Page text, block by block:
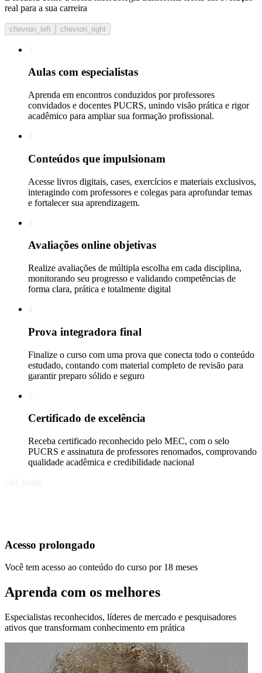
real para a sua carreira​
chevron_left chevron_right
Aulas com especialistas
Aprenda em encontros conduzidos por professores
convidados e docentes PUCRS, unindo visão prática e rigor
acadêmico para ampliar sua formação profissional.
Conteúdos que impulsionam
Acesse livros digitais, cases, exercícios e materiais exclusivos,
interagindo com professores e colegas para aprofundar temas
e fortalecer sua aprendizagem.
Avaliações online objetivas
Realize avaliações de múltipla escolha em cada disciplina,
monitorando seu progresso e validando competências de
forma clara, prática e totalmente digital
Prova integradora final
Finalize o curso com uma prova que conecta todo o conteúdo
estudado, contando com material completo de revisão para
garantir preparo sólido e seguro
Certificado de excelência
Receba certificado reconhecido pelo MEC, com o selo
PUCRS e assinatura de professores renomados, comprovando
qualidade acadêmica e credibilidade nacional
Acesso prolongado
Você tem acesso ao conteúdo do curso por 18 meses
Aprenda com os melhores
Especialistas reconhecidos, líderes de mercado e pesquisadores
ativos que transformam conhecimento em prática